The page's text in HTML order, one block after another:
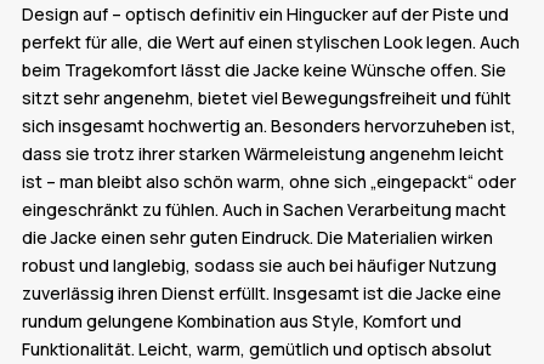
Design auf – optisch definitiv ein Hingucker auf der Piste und
perfekt für alle, die Wert auf einen stylischen Look legen. Auch
beim Tragekomfort lässt die Jacke keine Wünsche offen. Sie
sitzt sehr angenehm, bietet viel Bewegungsfreiheit und fühlt
sich insgesamt hochwertig an. Besonders hervorzuheben ist,
dass sie trotz ihrer starken Wärmeleistung angenehm leicht
ist – man bleibt also schön warm, ohne sich „eingepackt“ oder
eingeschränkt zu fühlen. Auch in Sachen Verarbeitung macht
die Jacke einen sehr guten Eindruck. Die Materialien wirken
robust und langlebig, sodass sie auch bei häufiger Nutzung
zuverlässig ihren Dienst erfüllt. Insgesamt ist die Jacke eine
rundum gelungene Kombination aus Style, Komfort und
Funktionalität. Leicht, warm, gemütlich und optisch absolut